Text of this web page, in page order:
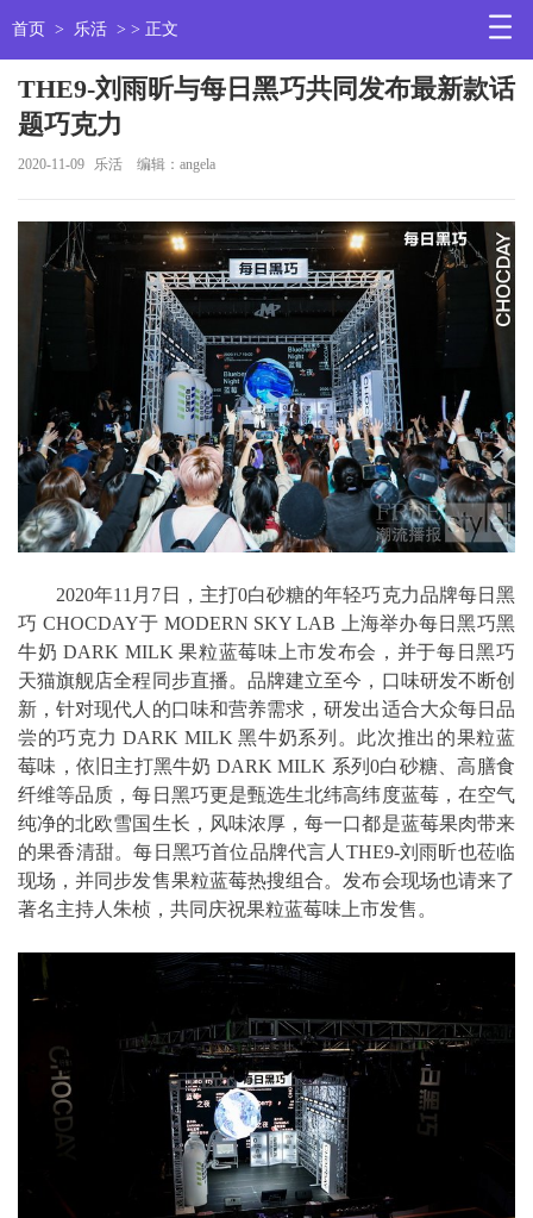
首页 > 乐活 > > 正文
THE9-刘雨昕与每日黑巧共同发布最新款话
题巧克力
2020-11-09 乐活 编辑：angela
2020年11月7日，主打0白砂糖的年轻巧克力品牌每日黑
巧 CHOCDAY于 MODERN SKY LAB 上海举办每日黑巧黑
牛奶 DARK MILK 果粒蓝莓味上市发布会，并于每日黑巧
天猫旗舰店全程同步直播。品牌建立至今，口味研发不断创
新，针对现代人的口味和营养需求，研发出适合大众每日品
尝的巧克力 DARK MILK 黑牛奶系列。此次推出的果粒蓝
莓味，依旧主打黑牛奶 DARK MILK 系列0白砂糖、高膳食
纤维等品质，每日黑巧更是甄选生北纬高纬度蓝莓，在空气
纯净的北欧雪国生长，风味浓厚，每一口都是蓝莓果肉带来
的果香清甜。每日黑巧首位品牌代言人THE9-刘雨昕也莅临
现场，并同步发售果粒蓝莓热搜组合。发布会现场也请来了
著名主持人朱桢，共同庆祝果粒蓝莓味上市发售。